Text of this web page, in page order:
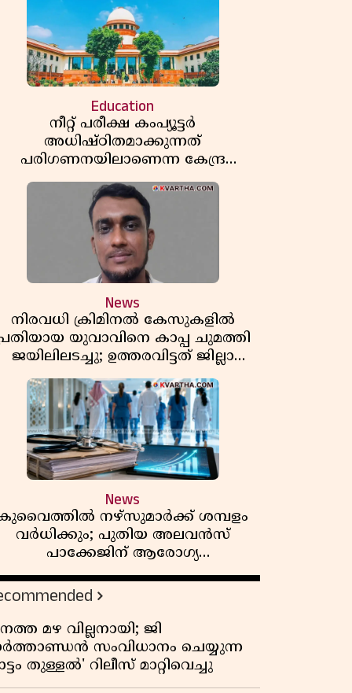
Education
നീറ്റ് പരീക്ഷ കംപ്യൂട്ടർ
അധിഷ്ഠിതമാക്കുന്നത്
പരിഗണനയിലാണെന്ന കേന്ദ്ര
സർക്കാരിൻ്റെ സത്യവാങ്മൂലത്തിൽ
മറുപടി നൽകാൻ ഹർജിക്കാരോട്
സുപ്രീംകോടതി
News
നിരവധി ക്രിമിനൽ കേസുകളിൽ
യുവാവിനെ കാപ്പ ചുമത്തി
ജയിലിലടച്ചു; ഉത്തരവിട്ടത് ജില്ലാ
കളക്ടർ
News
നഴ്‌സുമാർക്ക് ശമ്പളം
വർധിക്കും; പുതിയ അലവൻസ്
പാക്കേജിന് ആരോഗ്യ
മന്ത്രാലയത്തിൻ്റെ അംഗീകാരം
മഴ വില്ലനായി; ജി
സംവിധാനം ചെയ്യുന്ന
തുള്ളൽ' റിലീസ് മാറ്റിവെച്ചു